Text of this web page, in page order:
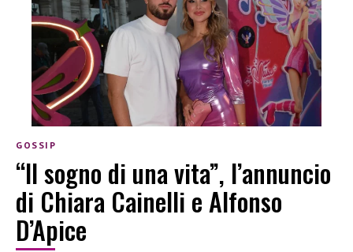
GOSSIP
“Il sogno di una vita”, l’annuncio
di Chiara Cainelli e Alfonso
D’Apice